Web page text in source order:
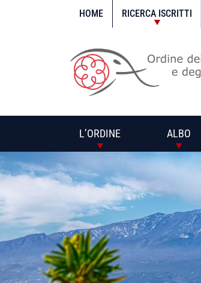
HOME RICERCA ISCRITTI
L’ORDINE ALBO